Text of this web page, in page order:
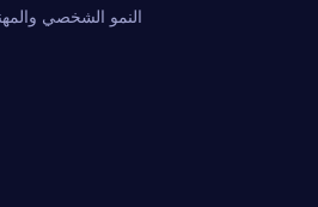
النمو الشخصي